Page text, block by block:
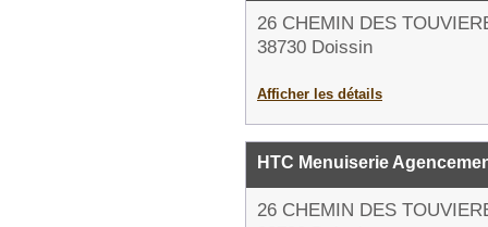
26 CHEMIN DES
38730 Doissin
Afficher les détails
HTC Menuiserie
26 CHEMIN DES